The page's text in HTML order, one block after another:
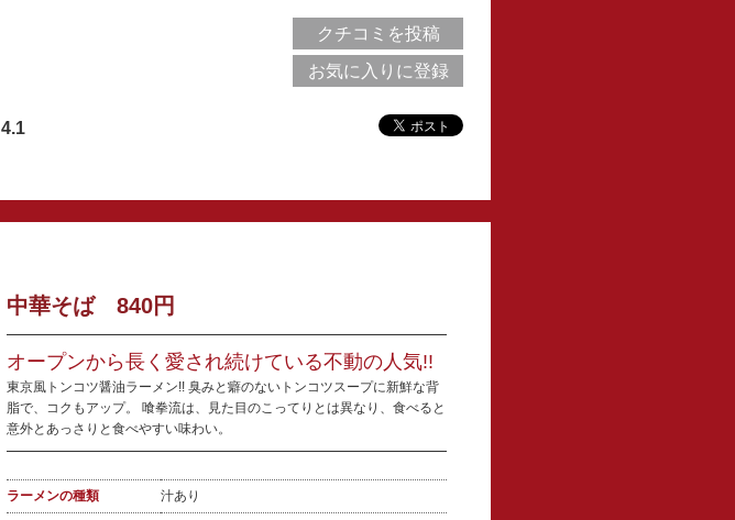
4.1
クチコミを投稿
お気に入りに登録
中華そば 840円
オープンから長く愛され続けている不動の人気!!
東京風トンコツ醤油ラーメン!! 臭みと癖のないトンコツスープに新鮮な背
脂で、コクもアップ。 喰拳流は、見た目のこってりとは異なり、食べると
意外とあっさりと食べやすい味わい。
ラーメンの種類 汁あり